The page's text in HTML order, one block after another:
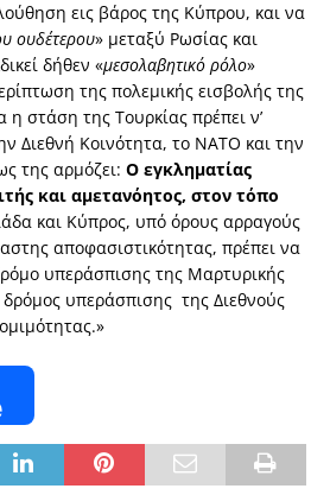
εις βάρος της Κύπρου, και να
ουδέτερου» μεταξύ Ρωσίας και
δήθεν «μεσολαβητικό ρόλο»
της πολεμικής εισβολής της
στάση της Τουρκίας πρέπει ν’
Διεθνή Κοινότητα, το ΝΑΤΟ και την
της αρμόζει: Ο εγκληματίας
και αμετανόητος, στον τόπο
και Κύπρος, υπό όρους αρραγούς
αποφασιστικότητας, πρέπει να
υπεράσπισης της Μαρτυρικής
υπεράσπισης της Διεθνούς